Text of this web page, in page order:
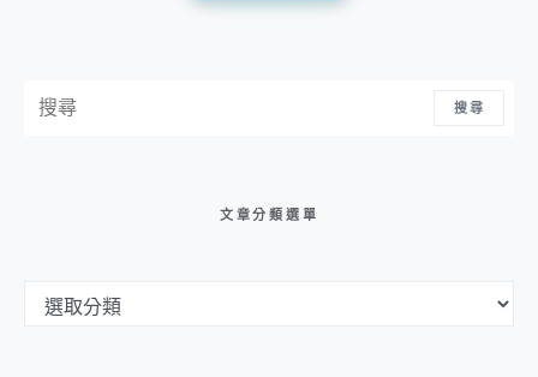
搜尋
文章分類選單